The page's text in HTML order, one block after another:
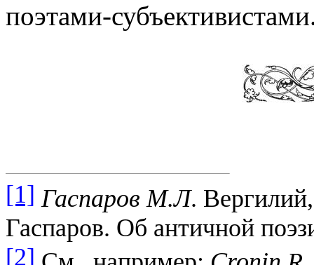
поэтами-
[1] Гаспаров М.Л.
Гаспаров. Об античной
[2]